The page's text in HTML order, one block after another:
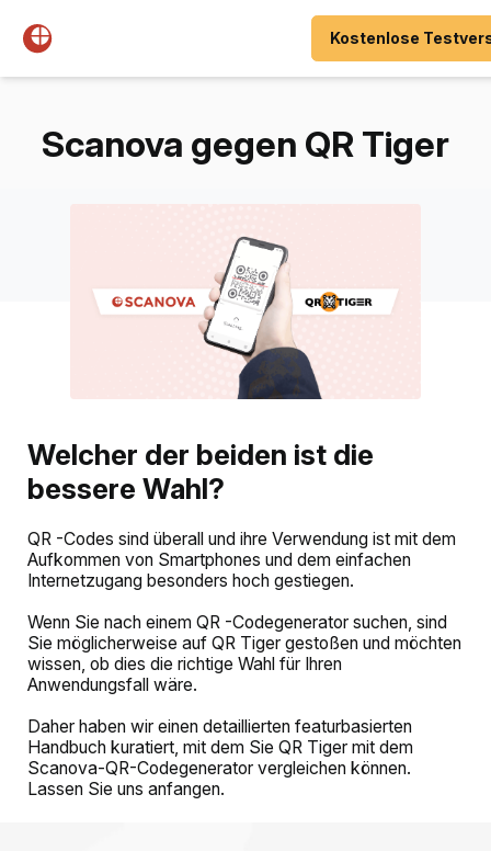
Kostenlose
Scanova gegen QR Tiger
Welcher der beiden ist die
bessere Wahl?
QR -Codes sind überall und ihre Verwendung ist mit dem
Aufkommen von Smartphones und dem einfachen
Internetzugang besonders hoch gestiegen.
Wenn Sie nach einem QR -Codegenerator suchen, sind
Sie möglicherweise auf QR Tiger gestoßen und möchten
wissen, ob dies die richtige Wahl für Ihren
Anwendungsfall wäre.
Daher haben wir einen detaillierten featurbasierten
Handbuch kuratiert, mit dem Sie QR Tiger mit dem
Scanova-QR-Codegenerator vergleichen können.
Lassen Sie uns anfangen.